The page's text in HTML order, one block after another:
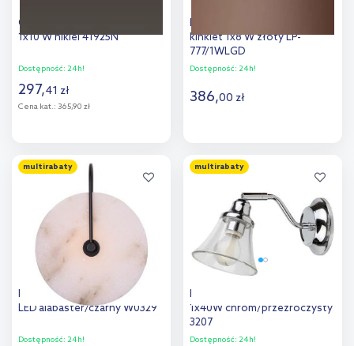
Globo Lighting Pepe kinkiet
1x10 W nikiel 41925N
Dostępność: 24h!
297,41 zł
Cena kat.: 365,90 zł
Dodaj do
porównania
Light Prestige Modern Slim
kinkiet 1x8 W złoty LP-
777/1WLGD
Dostępność: 24h!
386,00 zł
Dodaj do
porównania
multirabaty
MaxLight Retro kinkiet 1x3W
LED alabaster/czarny W0329
Dostępność: 24h!
multirabaty
Rabalux Antoine kinkiet
1x40W chrom/przezroczysty
3207
Dostępność: 24h!